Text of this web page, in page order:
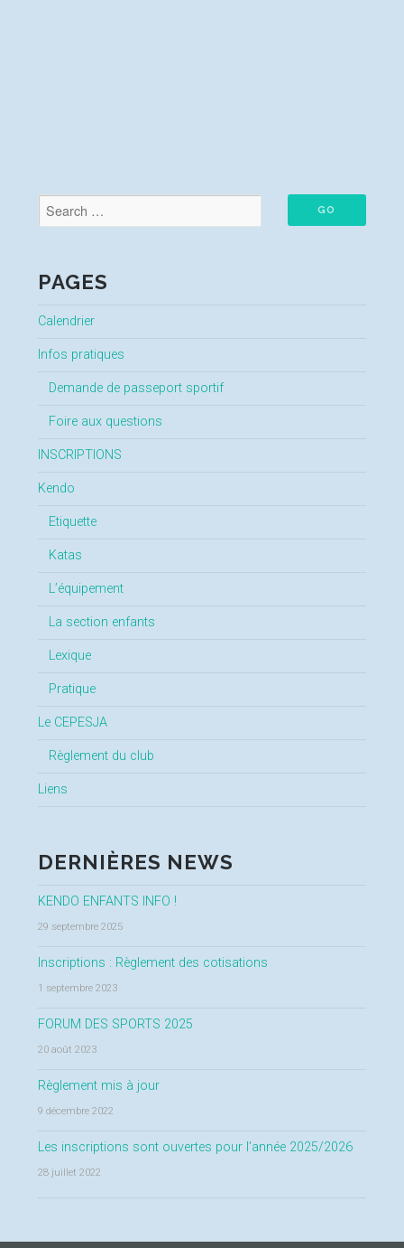
PAGES
Calendrier
Infos pratiques
Demande de passeport sportif
Foire aux questions
INSCRIPTIONS
Kendo
Etiquette
Katas
L’équipement
La section enfants
Lexique
Pratique
Le CEPESJA
Règlement du club
Liens
DERNIÈRES NEWS
KENDO ENFANTS INFO !
29 septembre 2025
Inscriptions : Règlement des cotisations
1 septembre 2023
FORUM DES SPORTS 2025
20 août 2023
Règlement mis à jour
9 décembre 2022
Les inscriptions sont ouvertes pour l’année 2025/2026
28 juillet 2022